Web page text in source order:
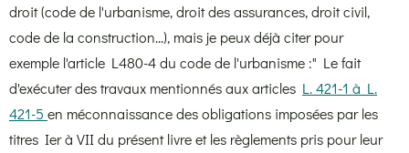
droit (code de l'urbanisme, droit des assurances, droit civil,
code de la construction...), mais je peux déjà citer pour
exemple l'article L480-4 du code de l'urbanisme :" Le fait
d'exécuter des travaux mentionnés aux articles L. 421-1 à L.
421-5 en méconnaissance des obligations imposées par les
titres Ier à VII du présent livre et les règlements pris pour leur